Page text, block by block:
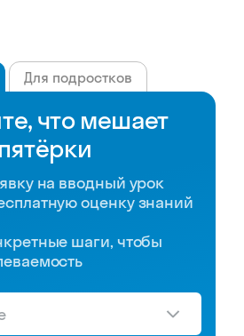
Для подростков
что мешает
на вводный урок
оценку знаний
шаги, чтобы